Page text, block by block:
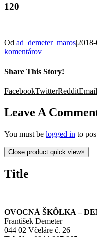
120
Od ad_demeter_maros|
komentárov
Share This Story!
FacebookTwitterRedditEmail
Leave A
You must be logged in to
Close product quick view×
Title
OVOCNÁ ŠKÔLKA –
František Demeter
044 02 Včeláre č. 26